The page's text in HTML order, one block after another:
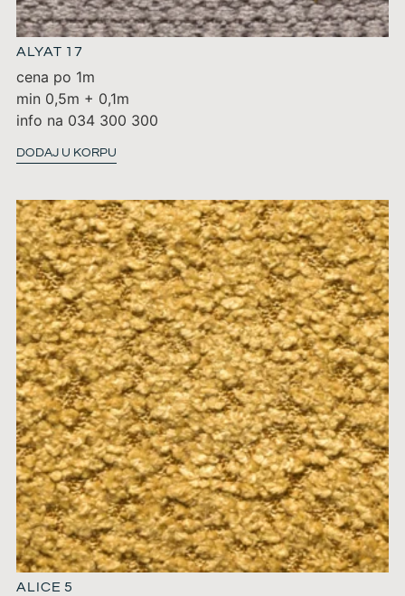
ALYAT 17
cena po 1m
min 0,5m + 0,1m
info na 034 300 300
DODAJ U KORPU
ALICE 5